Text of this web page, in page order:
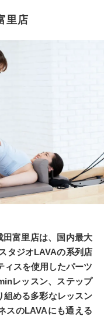
里店
富里店は、国内最大
タジオLAVAの系列店
スを使用したパーツ
レッスン、ステップ
組める多彩なレッスン
スのLAVAにも通える